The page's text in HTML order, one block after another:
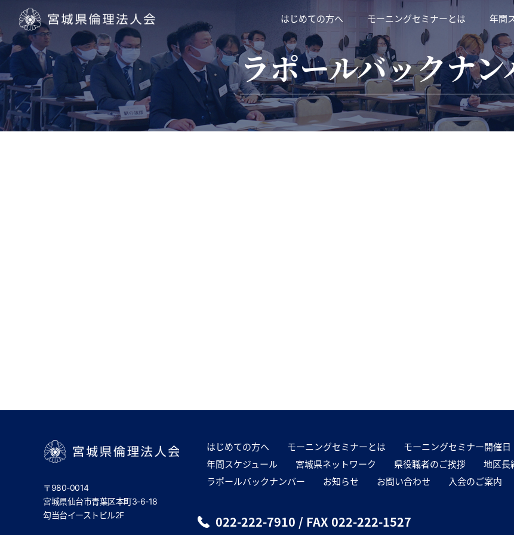
宮城県倫理法人会
はじめての方へ モーニングセミナーとは 年間
ラポールバックナン
〒980-0014
宮城県仙台市青葉区本町3-6-18
勾当台イーストビル2F
はじめての方へ モーニングセミナーとは モーニングセミナー開催日
年間スケジュール
宮城県ネットワーク 県役職者のご挨拶 地区長
ラポールバックナンバー
お知らせ お問い合わせ 入会のご案内
022-222-7910 / FAX 022-222-1527